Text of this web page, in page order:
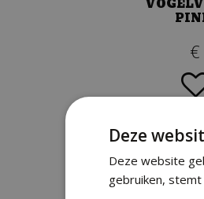
€
Deze
Deze website
gebruiken,